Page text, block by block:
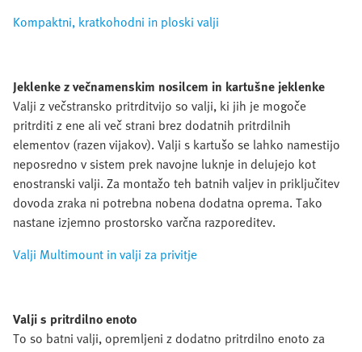
Kompaktni, kratkohodni in ploski valji
Jeklenke z večnamenskim nosilcem in kartušne jeklenke
Valji z večstransko pritrditvijo so valji, ki jih je mogoče
pritrditi z ene ali več strani brez dodatnih pritrdilnih
elementov (razen vijakov). Valji s kartušo se lahko namestijo
neposredno v sistem prek navojne luknje in delujejo kot
enostranski valji. Za montažo teh batnih valjev in priključitev
dovoda zraka ni potrebna nobena dodatna oprema. Tako
nastane izjemno prostorsko varčna razporeditev.
Valji Multimount in valji za privitje
Valji s pritrdilno enoto
To so batni valji, opremljeni z dodatno pritrdilno enoto za